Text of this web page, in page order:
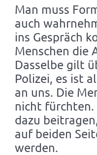
Man muss
auch
ins Gespräch
Menschen die
Dasselbe gilt
Polizei, es ist
an uns. Die
nicht fürchten.
dazu
auf beiden
werden.